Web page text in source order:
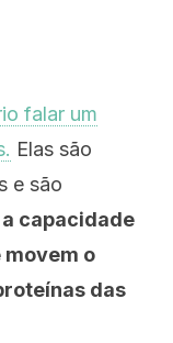
falar um
Elas são
e são
a capacidade
movem o
das